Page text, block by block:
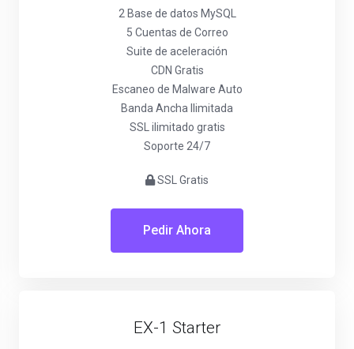
2 Base de datos MySQL
5 Cuentas de Correo
Suite de aceleración
CDN Gratis
Escaneo de Malware Auto
Banda Ancha Ilimitada
SSL ilimitado gratis
Soporte 24/7
SSL Gratis
Pedir Ahora
EX-1 Starter